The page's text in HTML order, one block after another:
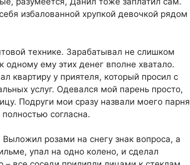
избалованной хрупкой девочкой рядом
технике. Зарабатывал не слишком
одному ему этих денег вполне хватало.
квартиру у приятеля, который просил с
услуг. Одевался мой парень просто,
Подруги мои сразу назвали моего парня
согласна.
розами на снегу знак вопроса, а
упал на одно колено, и сделал